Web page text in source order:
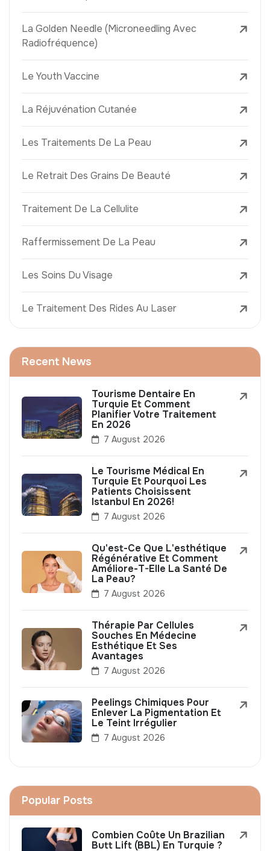
La Golden Needle (Microneedling Avec
Radiofréquence)
Le Youth Vaccine
La Réjuvénation Cutanée
Les Traitements De La Peau
Le Retrait Des Grains De Beauté
Traitement De La Cellulite
Raffermissement De La Peau
Les Soins Du Visage
Le Traitement Des Rides Au Laser
Recent News
Tourisme Dentaire En
Turquie Et Comment
Planifier Votre Traitement
En 2026
7 August 2026
Le Tourisme Médical En
Turquie Et Pourquoi Les
Patients Choisissent
Istanbul En 2026!
7 August 2026
Qu'est-Ce Que L'esthétique
Régénérative Et Comment
Améliore-T-Elle La Santé De
La Peau?
7 August 2026
Thérapie Par Cellules
Souches En Médecine
Esthétique Et Ses
Avantages
7 August 2026
Peelings Chimiques Pour
Enlever La Pigmentation Et
Le Teint Irrégulier
7 August 2026
Popular Posts
Combien Coûte Un Brazilian
Butt Lift (BBL) En Turquie ?